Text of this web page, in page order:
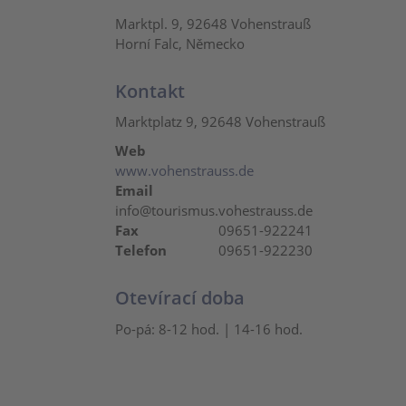
Marktpl. 9, 92648 Vohenstrauß
Horní Falc, Německo
Kontakt
Marktplatz 9, 92648 Vohenstrauß
Web
www.vohenstrauss.de
Email
info@tourismus.vohestrauss.de
Fax
09651-922241
Telefon
09651-922230
Otevírací doba
Po-pá: 8-12 hod. | 14-16 hod.